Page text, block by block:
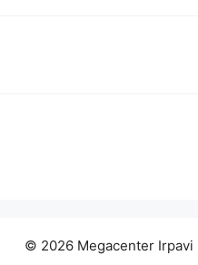
© 2026 Megacenter Irpavi